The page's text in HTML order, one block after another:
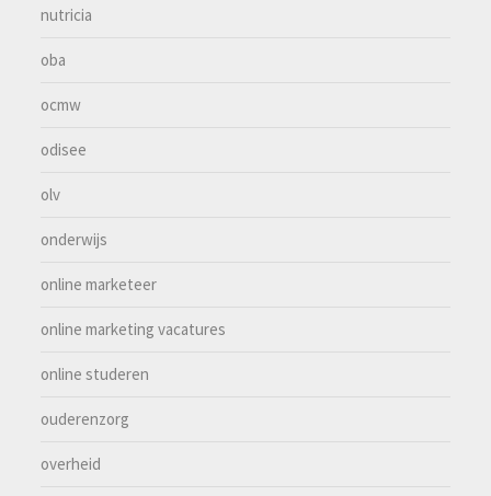
nutricia
oba
ocmw
odisee
olv
onderwijs
online marketeer
online marketing vacatures
online studeren
ouderenzorg
overheid